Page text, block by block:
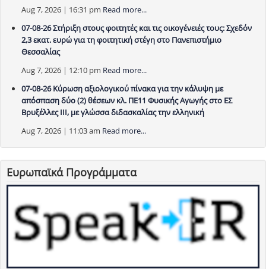
Aug 7, 2026 | 16:31 pm Read more...
07-08-26 Στήριξη στους φοιτητές και τις οικογένειές τους: Σχεδόν
2,3 εκατ. ευρώ για τη φοιτητική στέγη στο Πανεπιστήμιο
Θεσσαλίας
Aug 7, 2026 | 12:10 pm Read more...
07-08-26 Κύρωση αξιολογικού πίνακα για την κάλυψη με
απόσπαση δύο (2) θέσεων κλ. ΠΕ11 Φυσικής Αγωγής στο ΕΣ
Βρυξέλλες ΙΙΙ, με γλώσσα διδασκαλίας την ελληνική
Aug 7, 2026 | 11:03 am Read more...
Ευρωπαϊκά Προγράμματα